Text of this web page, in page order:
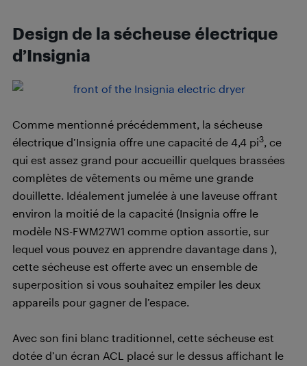
Design de la sécheuse électrique
d’Insignia
Comme mentionné précédemment, la sécheuse
électrique d’Insignia offre une capacité de 4,4 pi3, ce
qui est assez grand pour accueillir quelques brassées
complètes de vêtements ou même une grande
douillette. Idéalement jumelée à une laveuse offrant
environ la moitié de la capacité (Insignia offre le
modèle NS-FWM27W1 comme option assortie, sur
lequel vous pouvez en apprendre davantage dans ),
cette sécheuse est offerte avec un ensemble de
superposition si vous souhaitez empiler les deux
appareils pour gagner de l’espace.
Avec son fini blanc traditionnel, cette sécheuse est
dotée d’un écran ACL placé sur le dessus affichant le